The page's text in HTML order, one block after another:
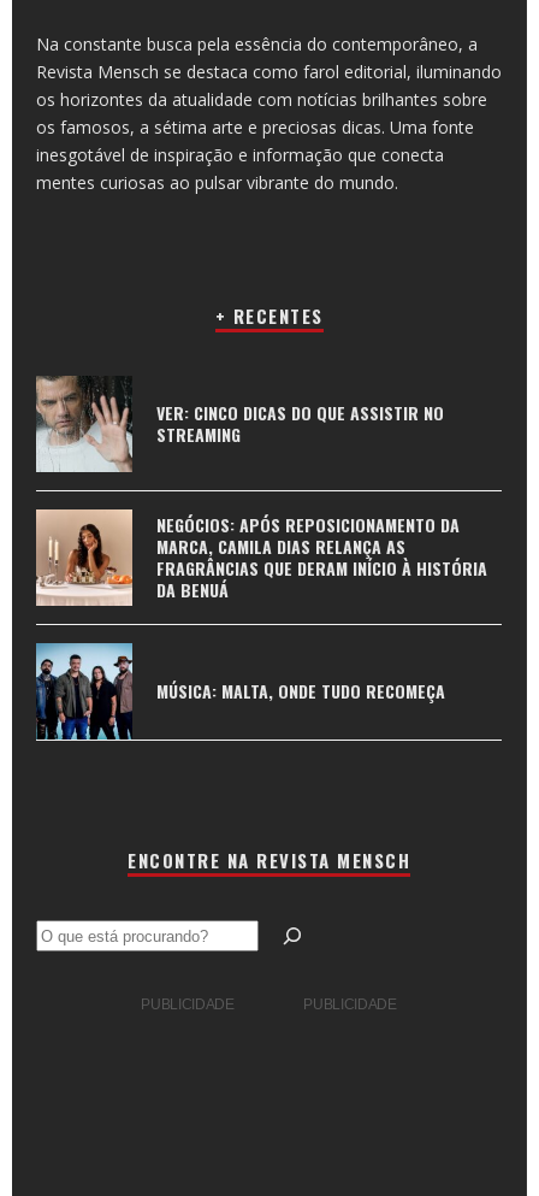
Na constante busca pela essência do contemporâneo, a
Revista Mensch se destaca como farol editorial, iluminando
os horizontes da atualidade com notícias brilhantes sobre
os famosos, a sétima arte e preciosas dicas. Uma fonte
inesgotável de inspiração e informação que conecta
mentes curiosas ao pulsar vibrante do mundo.
+ RECENTES
VER: CINCO DICAS DO QUE ASSISTIR NO
STREAMING
NEGÓCIOS: APÓS REPOSICIONAMENTO DA
MARCA, CAMILA DIAS RELANÇA AS
FRAGRÂNCIAS QUE DERAM INÍCIO À HISTÓRIA
DA BENUÁ
MÚSICA: MALTA, ONDE TUDO RECOMEÇA
ENCONTRE NA REVISTA MENSCH
Pesquisar
PUBLICIDADE PUBLICIDADE